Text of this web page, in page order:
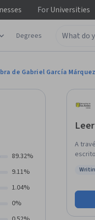
ForUniversities
Degrees
de Gabriel García Márquez
A
más
la
89.32%
9.11%
1.04%
0%